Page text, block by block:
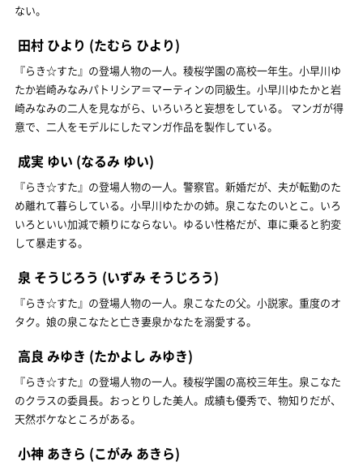
ない。
田村 ひより (たむら ひより)
『らき☆すた』の登場人物の一人。稜桜学園の高校一年生。小早川ゆ
たか岩崎みなみパトリシア＝マーティンの同級生。小早川ゆたかと岩
崎みなみの二人を見ながら、いろいろと妄想をしている。 マンガが得
意で、二人をモデルにしたマンガ作品を製作している。
成実 ゆい (なるみ ゆい)
『らき☆すた』の登場人物の一人。警察官。新婚だが、夫が転勤のた
め離れて暮らしている。小早川ゆたかの姉。泉こなたのいとこ。いろ
いろといい加減で頼りにならない。ゆるい性格だが、車に乗ると豹変
して暴走する。
泉 そうじろう (いずみ そうじろう)
『らき☆すた』の登場人物の一人。泉こなたの父。小説家。重度のオ
タク。娘の泉こなたと亡き妻泉かなたを溺愛する。
高良 みゆき (たかよし みゆき)
『らき☆すた』の登場人物の一人。稜桜学園の高校三年生。泉こなた
のクラスの委員長。おっとりした美人。成績も優秀で、物知りだが、
天然ボケなところがある。
小神 あきら (こがみ あきら)